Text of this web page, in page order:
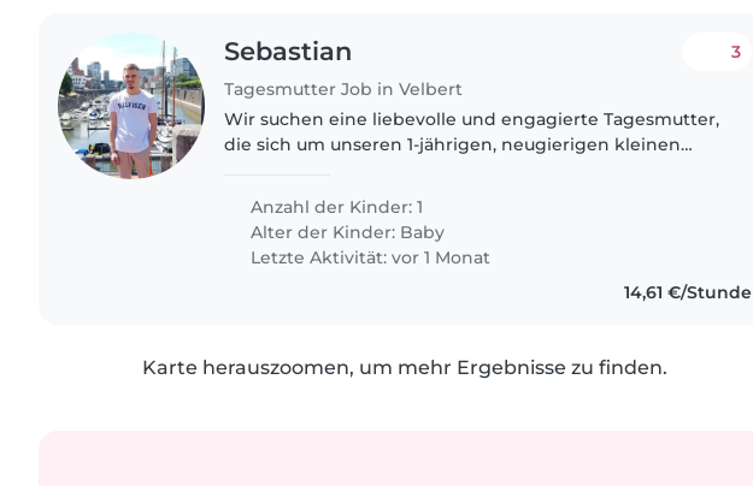
Sebastian
Tagesmutter Job in Velbert
3
Wir suchen eine liebevolle und engagierte Tagesmutter,
die sich um unseren 1-jährigen, neugierigen kleinen
sein. Melden Sie..
Anzahl der Kinder: 1
Alter der Kinder: Baby
Letzte Aktivität: vor 1 Monat
14,61 €/Stunde
Karte herauszoomen, um mehr Ergebnisse zu finden.